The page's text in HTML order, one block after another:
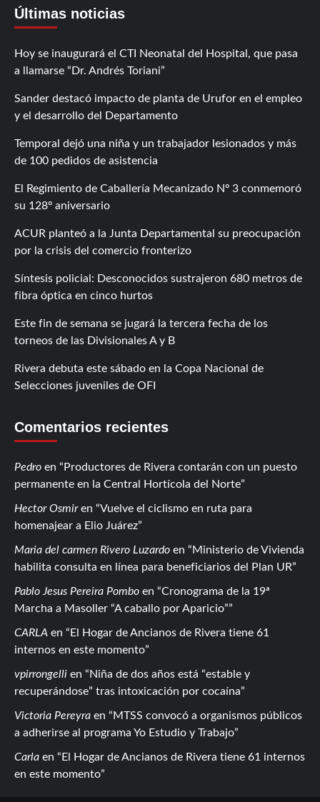
Últimas noticias
Hoy se inaugurará el CTI Neonatal del Hospital, que pasa
a llamarse “Dr. Andrés Toriani”
Sander destacó impacto de planta de Urufor en el empleo
y el desarrollo del Departamento
Temporal dejó una niña y un trabajador lesionados y más
de 100 pedidos de asistencia
El Regimiento de Caballería Mecanizado Nº 3 conmemoró
su 128º aniversario
ACUR planteó a la Junta Departamental su preocupación
por la crisis del comercio fronterizo
Síntesis policial: Desconocidos sustrajeron 680 metros de
fibra óptica en cinco hurtos
Este fin de semana se jugará la tercera fecha de los
torneos de las Divisionales A y B
Rivera debuta este sábado en la Copa Nacional de
Selecciones juveniles de OFI
Comentarios recientes
Pedro en
Productores de Rivera contarán con un puesto
permanente en la Central Hortícola del Norte
Hector Osmiren
Vuelve el ciclismo en ruta para
homenajear a Elio Juárez
Maria del carmen Rivero Luzardo en
Ministerio de Vivienda
habilita consulta en línea para beneficiarios del Plan UR
Pablo Jesus Pereira Pombo en
Cronograma de la 19ª
Marcha a Masoller “A caballo por Aparicio”
CARLA en
El Hogar de Ancianos de Rivera tiene 61
internos en este momento
vpirrongelli en
Niña de dos años está “estable y
recuperándose” tras intoxicación por cocaína
Victoria Pereyra en
MTSS convocó a organismos públicos
a adherirse al programa Yo Estudio y Trabajo
Carla en
El Hogar de Ancianos de Rivera tiene 61 internos
en este momento